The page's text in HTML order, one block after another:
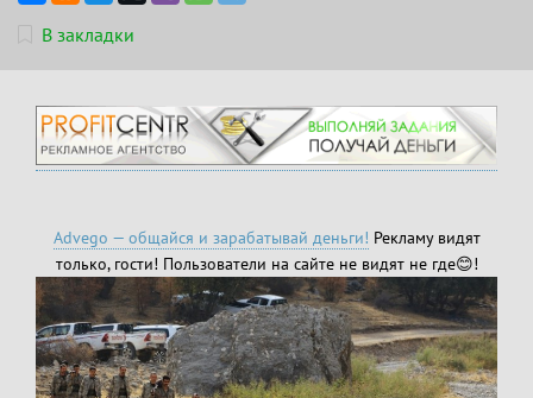
В закладки
Advego — общайся и зарабатывай деньги! Рекламу видят
только, гости! Пользователи на сайте не видят не где😊!